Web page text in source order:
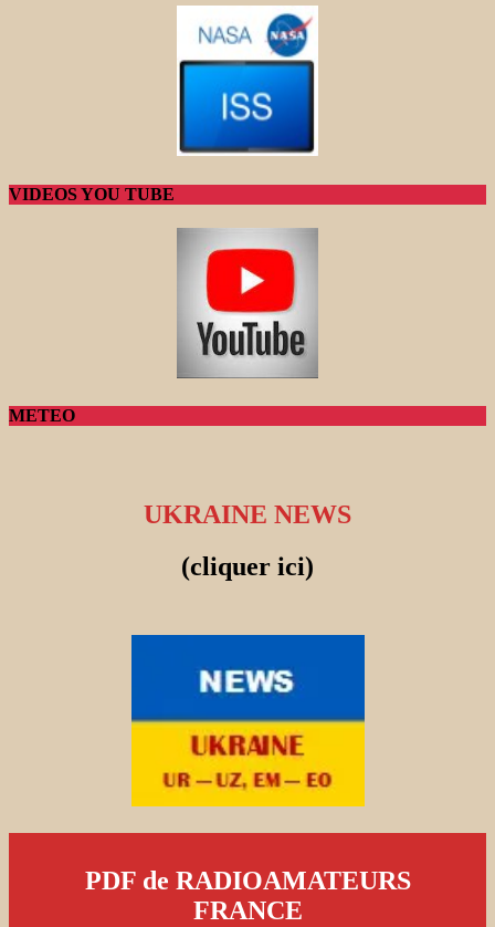
VIDEOS YOU TUBE
METEO
UKRAINE NEWS
(cliquer ici)
PDF de RADIOAMATEURS
FRANCE